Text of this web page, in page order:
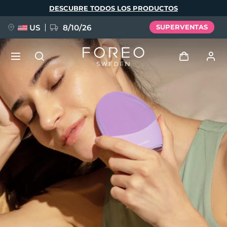
DESCUBRE TODOS LOS PRODUCTOS
US 8/10/26 SUPERVENTAS
Perfil de usuario
Mis dispositivos
Mis pedidos
Mis direcciones
Mis suscripciones
NUEVO
FAQ™ Pure Beauty-Tech Elixir
BREAKING NEWS
issa™ Teeth Whitening Set
Idioma
English Deutsch
Español
Français
Italiano
Português
Svenska
Русский
Türkçe
简体中文 繁體中文